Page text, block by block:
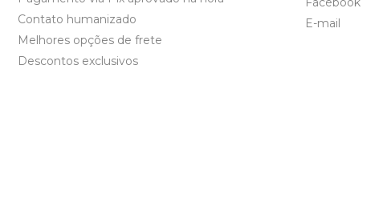
Contato humanizado
Melhores opções de frete
Descontos exclusivos
E-mail